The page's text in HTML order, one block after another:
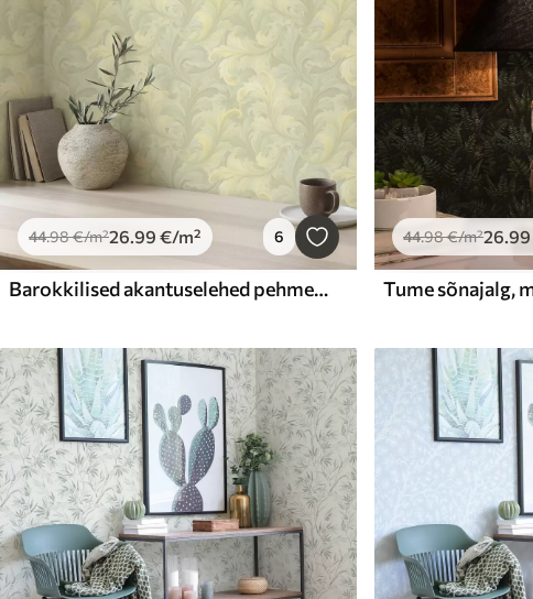
44.98€/m²26.99 €/m² 6
Barokkilised akantuselehed pehmetes toonides
44.98€/m²26.99